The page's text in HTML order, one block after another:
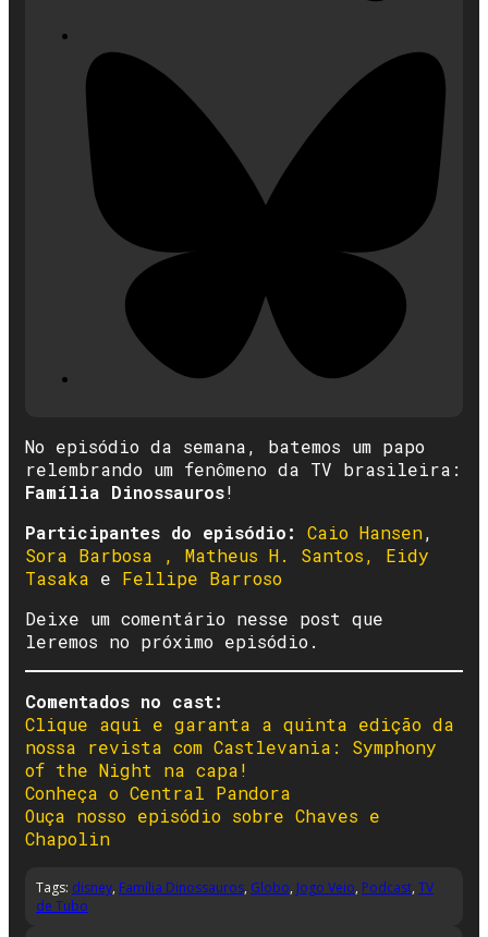
No episódio da semana, batemos um papo
relembrando um fenômeno da TV brasileira:
Família Dinossauros!
Participantes do episódio: Caio Hansen,
Sora Barbosa ,
Matheus H. Santos,
Eidy
Tasaka e Fellipe Barroso
Deixe um comentário nesse post que
leremos no próximo episódio.
Comentados no cast:
Clique aqui e garanta a quinta edição da
nossa revista com Castlevania: Symphony
of the Night na capa!
Conheça o Central Pandora
Ouça nosso episódio sobre Chaves e
Chapolin
Tags: disney, Família Dinossauros, Globo, Jogo Veio, Podcast, TV
de Tubo